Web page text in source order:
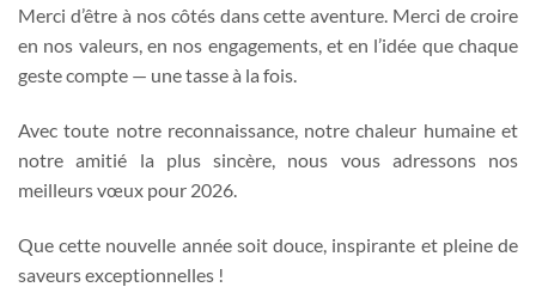
Merci d’être à nos côtés dans cette aventure. Merci de croire
en nos valeurs, en nos engagements, et en l’idée que chaque
geste compte — une tasse à la fois.
Avec toute notre reconnaissance, notre chaleur humaine et
notre amitié la plus sincère, nous vous adressons nos
meilleurs vœux pour 2026.
Que cette nouvelle année soit douce, inspirante et pleine de
saveurs exceptionnelles !